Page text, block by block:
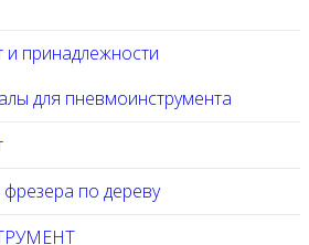
принадлежности
для пневмоинструмента
по дереву